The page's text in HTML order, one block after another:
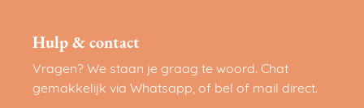
Hulp & contact
Vragen? We staan je graag te woord. Chat
gemakkelijk via Whatsapp, of bel of mail direct.